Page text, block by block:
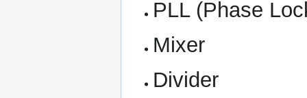
PLL (Phase
Mixer
Divider